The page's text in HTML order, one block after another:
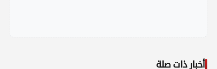
أخبار ذات صلة